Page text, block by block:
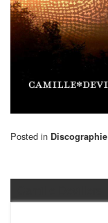
Posted in Discographie